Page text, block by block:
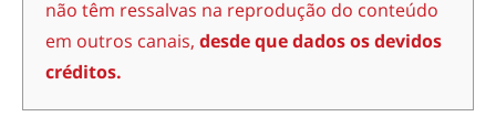
não têm ressalvas na reprodução do conteúdo
em outros canais, desde que dados os devidos
créditos.